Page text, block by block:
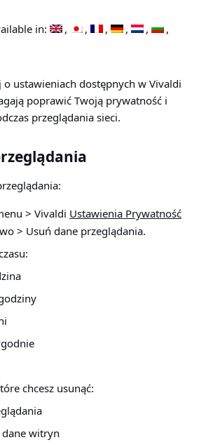
in:
o ustawieniach dostępnych w Vivaldi
poprawić Twoją prywatność i
przeglądania sieci.
> Vivaldi Ustawienia Prywatność
> Usuń dane przeglądania.
chcesz usunąć:
witryn